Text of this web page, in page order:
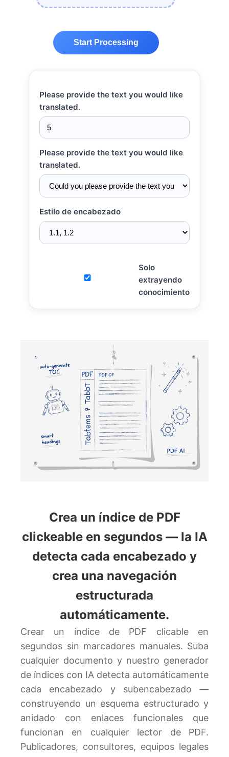
Start Processing
Please provide the text you would like
translated.
Please provide the text you would like
translated.
Estilo de encabezado
Solo
extrayendo
conocimiento
Crea un índice de PDF
clickeable en segundos — la IA
detecta cada encabezado y
crea una navegación
estructurada
automáticamente.
Crear un índice de PDF clicable en
segundos sin marcadores manuales. Suba
cualquier documento y nuestro generador
de índices con IA detecta automáticamente
cada encabezado y subencabezado —
construyendo un esquema estructurado y
anidado con enlaces funcionales que
funcionan en cualquier lector de PDF.
Publicadores, consultores, equipos legales